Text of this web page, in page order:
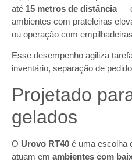
até 15 metros de distância— o
ambientes com prateleiras
ou operação com
Esse desempenho agiliza
inventário, separação de
Projetado
gelados
O Urovo RT40 é uma escolha
atuam em ambientes com